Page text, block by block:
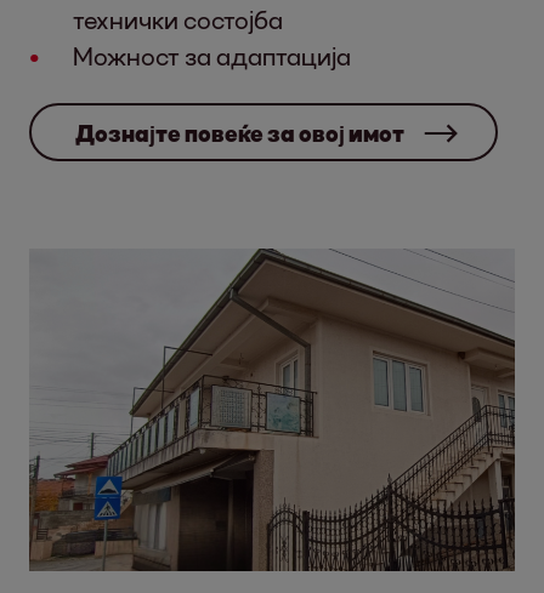
технички состојба
Можност за адаптација
Дознајте повеќе за овој имот